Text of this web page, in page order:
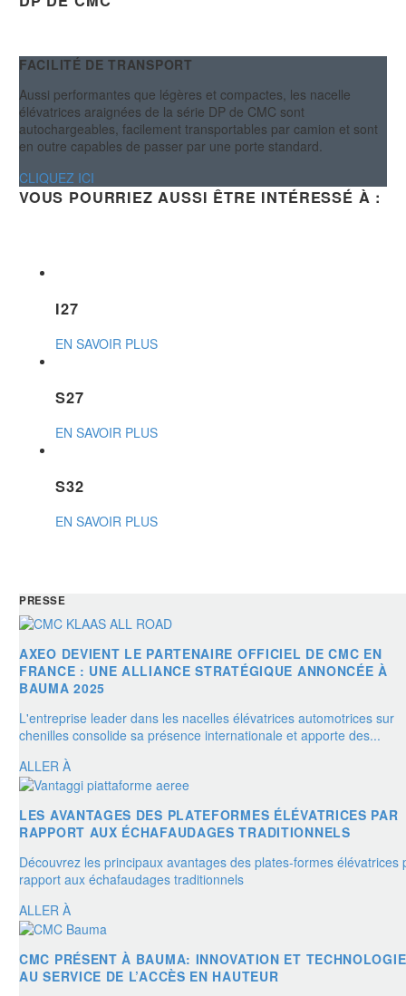
FACILITÉ DE TRANSPORT
Aussi performantes que légères et compactes, les nacelle
élévatrices araignées de la série DP de CMC sont
autochargeables, facilement transportables par camion et sont
en outre capables de passer par une porte standard.
CLIQUEZ ICI
VOUS POURRIEZ AUSSI ÊTRE INTÉRESSÉ À :
I27
EN SAVOIR PLUS
S27
EN SAVOIR PLUS
S32
EN SAVOIR PLUS
PRESSE
AXEO DEVIENT LE PARTENAIRE OFFICIEL DE CMC EN
FRANCE : UNE ALLIANCE STRATÉGIQUE ANNONCÉE À
BAUMA 2025
L'entreprise leader dans les nacelles élévatrices automotrices sur
chenilles consolide sa présence internationale et apporte des...
ALLER À
LES AVANTAGES DES PLATEFORMES ÉLÉVATRICES PAR
RAPPORT AUX ÉCHAFAUDAGES TRADITIONNELS
Découvrez les principaux avantages des plates-formes élévatrices
rapport aux échafaudages traditionnels
ALLER À
CMC PRÉSENT À BAUMA: INNOVATION ET TECHNOLOGIE
AU SERVICE DE L’ACCÈS EN HAUTEUR